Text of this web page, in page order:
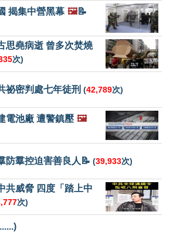
揭集中營黑幕 🖼️📝
思堯病逝 曾多次焚燒
次)
祕密判處七年徒刑 (42,789次)
電池廠 遭警鎮壓 🖼️
防羣控迫害善良人📝 (39,933次)
共威脅 四度「踏上中
次)